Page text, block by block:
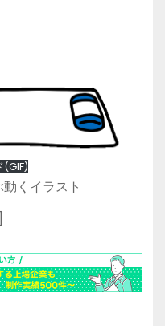
(GIF)
くイラスト